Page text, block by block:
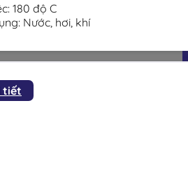
180 độ C
Nước, hơi, khí
tiết